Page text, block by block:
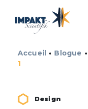
Accueil • Blogue •
1
Design